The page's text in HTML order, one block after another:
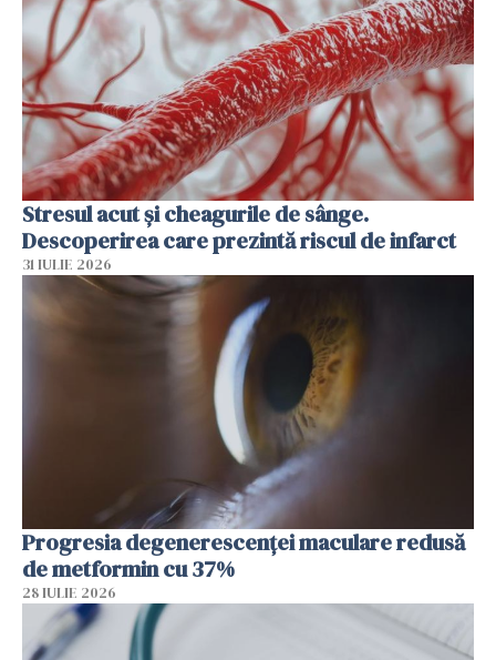
Stresul acut și cheagurile de sânge.
Descoperirea care prezintă riscul de infarct
31 IULIE 2026
Progresia degenerescenței maculare redusă
de metformin cu 37%
28 IULIE 2026